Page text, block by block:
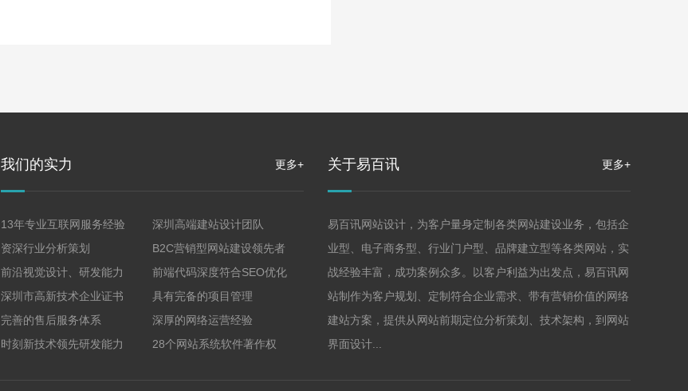
我们的实力 更多+
13年专业互联网服务经验
深圳高端建站设计团队
资深行业分析策划
B2C营销型网站建设领先者
前沿视觉设计、研发能力
前端代码深度符合SEO优化
深圳市高新技术企业证书
具有完备的项目管理
完善的售后服务体系
深厚的网络运营经验
时刻新技术领先研发能力
28个网站系统软件著作权
关于易百讯 更多+
易百讯网站设计，为客户量身定制各类网站建设业务，包括企
业型、电子商务型、行业门户型、品牌建立型等各类网站，实
战经验丰富，成功案例众多。以客户利益为出发点，易百讯网
站制作为客户规划、定制符合企业需求、带有营销价值的网络
建站方案，提供从网站前期定位分析策划、技术架构，到网站
界面设计...